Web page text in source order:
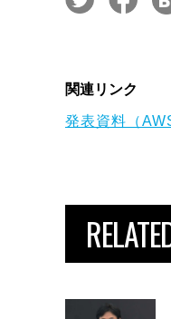
関連リンク
発表資料（